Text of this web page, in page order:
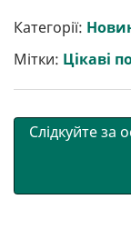
р
и
т
и
b
o
o
k
t
e
r
Категорії:
Мітки: Цікаві
Слідкуйте за